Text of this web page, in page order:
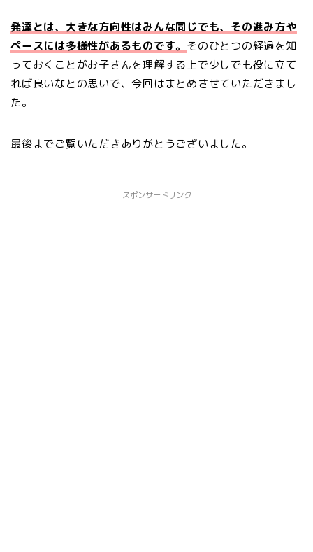
発達とは、大きな方向性はみんな同じでも、その進み方や
ペースには多様性があるものです。 そのひとつの経過を知
っておくことがお子さんを理解する上で少しでも役に立て
れば良いなとの思いで、今回はまとめさせていただきまし
た。
最後までご覧いただきありがとうございました。
スポンサードリンク